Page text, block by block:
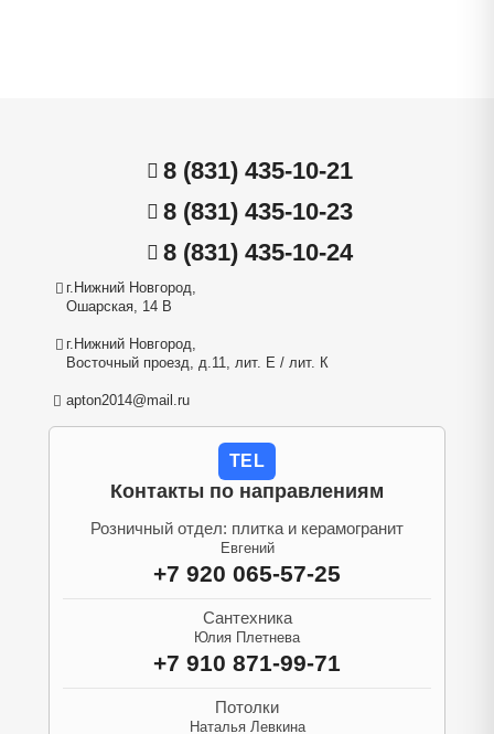
8 (831) 435-10-21
8 (831) 435-10-23
8 (831) 435-10-24
г.Нижний Новгород,
Ошарская, 14 В
г.Нижний Новгород,
Восточный проезд, д.11, лит. Е / лит. К
apton2014@mail.ru
TEL
Контакты по направлениям
Розничный отдел: плитка и керамогранит
Евгений
+7 920 065-57-25
Сантехника
Юлия Плетнева
+7 910 871-99-71
Потолки
Наталья Левкина